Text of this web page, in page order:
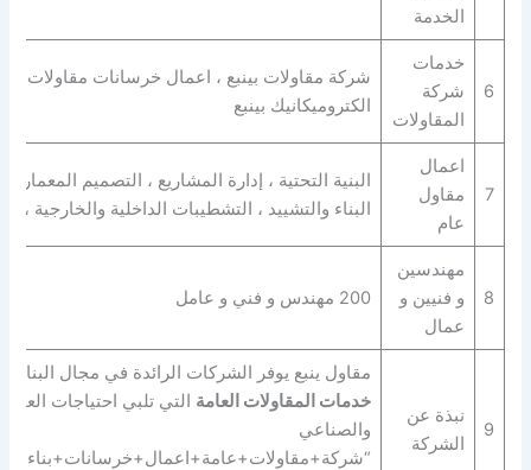
الخدمة
6
خدمات
شركة
المقاولات
شركة مقاولات بينبع ، اعمال خرسانات مقاولات ،
الكتروميكانيك بينبع
7
اعمال
مقاول
عام
البنية التحتية ، إدارة المشاريع ، التصميم
البناء والتشييد ، التشطيبات الداخلية والخارجية
8
مهندسين
و فنيين و
عمال
200 مهندس و فني و عامل
9
نبذة عن
الشركة
مقاول ينبع يوفر الشركات الرائدة في مجال
خدمات المقاولات العامة التي تلبي احتياجات
والصناعي